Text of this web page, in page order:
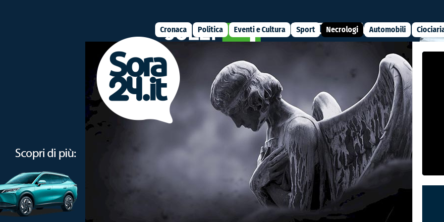
Cronaca Politica Eventi e Cultura Sport Necrologi Automobili